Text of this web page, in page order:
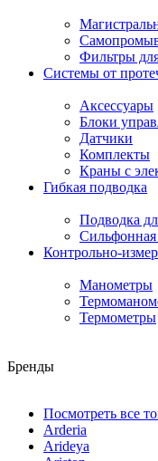
Фильтры
Системы от
Аксессуары
Блоки
Датчики
Комплекты
Краны с
Гибкая подводка
Подводка
Сильфонная
Контрольно-
Манометры
Термометры
Бренды
Посмотреть все
Arderia
Arideya